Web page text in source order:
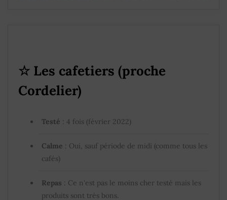
☆ Les cafetiers (proche
Cordelier)
Testé : 4 fois (février 2022)
Calme : Oui, sauf période de midi (comme tous les
cafés)
Repas : Ce n'est pas le moins cher testé mais les
produits sont très bons.